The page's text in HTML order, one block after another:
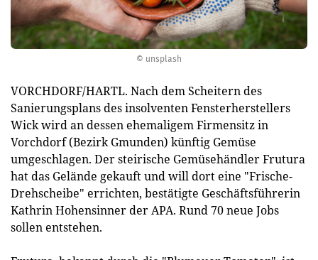
© unsplash
VORCHDORF/HARTL. Nach dem Scheitern des
Sanierungsplans des insolventen Fensterherstellers
Wick wird an dessen ehemaligem Firmensitz in
Vorchdorf (Bezirk Gmunden) künftig Gemüse
umgeschlagen. Der steirische Gemüsehändler Frutura
hat das Gelände gekauft und will dort eine "Frische-
Drehscheibe" errichten, bestätigte Geschäftsführerin
Kathrin Hohensinner der APA. Rund 70 neue Jobs
sollen entstehen.